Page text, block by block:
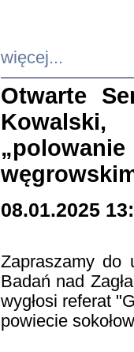
więcej...
Otwarte
08.01.2025
Zapraszamy do
Badań nad
wygłosi referat
powiecie